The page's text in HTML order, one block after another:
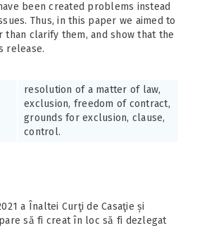
been created problems instead
Thus, in this paper we aimed to
clarify them, and show that the
release.
resolution of a matter of law,
exclusion, freedom of contract,
grounds for exclusion, clause,
control.
a Înaltei Curţi de Casaţie și
să fi creat în loc să fi dezlegat